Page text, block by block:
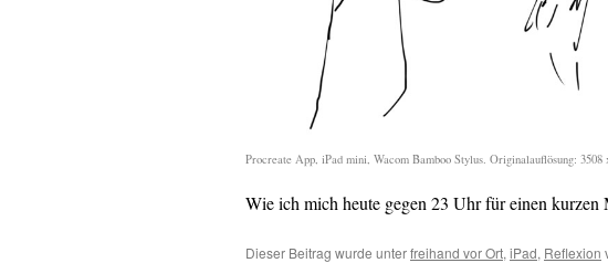
Procreate App, iPad mini, Wacom Bamboo Stylus. Originalauflösung: 3508
Wie ich mich heute gegen 23 Uhr für einen kurzen
Dieser Beitrag wurde unterfreihand vor Ort, iPad, Reflexion